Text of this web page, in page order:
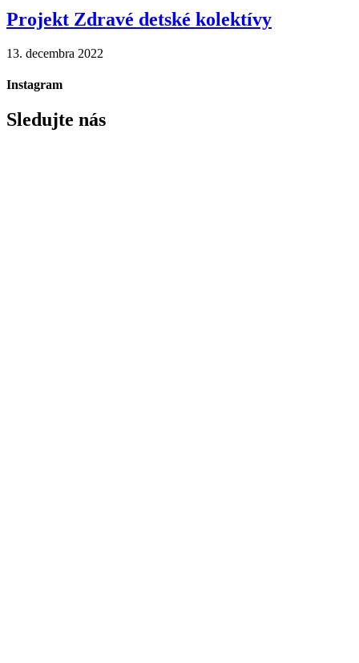
Projekt Zdravé detské kolektívy
13. decembra 2022
Instagram
Sledujte nás